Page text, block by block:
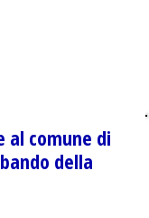
al comune di
della